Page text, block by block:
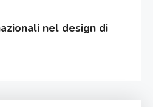
nel design di